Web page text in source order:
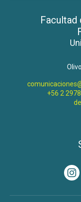
Facultad
+56 2